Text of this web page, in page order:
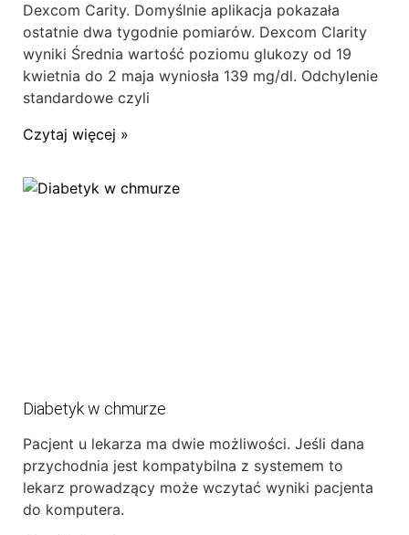
Dexcom Carity. Domyślnie aplikacja pokazała
ostatnie dwa tygodnie pomiarów. Dexcom Clarity
wyniki Średnia wartość poziomu glukozy od 19
kwietnia do 2 maja wyniosła 139 mg/dl. Odchylenie
standardowe czyli
Czytaj więcej »
Diabetyk w chmurze
Pacjent u lekarza ma dwie możliwości. Jeśli dana
przychodnia jest kompatybilna z systemem to
lekarz prowadzący może wczytać wyniki pacjenta
do komputera.